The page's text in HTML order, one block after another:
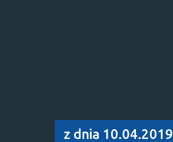
z dnia 10.04.2019